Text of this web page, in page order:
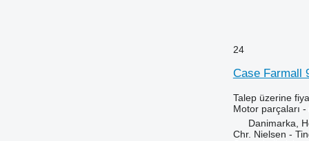
24
Case Farmall
Talep üzerine
Motor parçaları
Danimarka,
Chr. Nielsen -